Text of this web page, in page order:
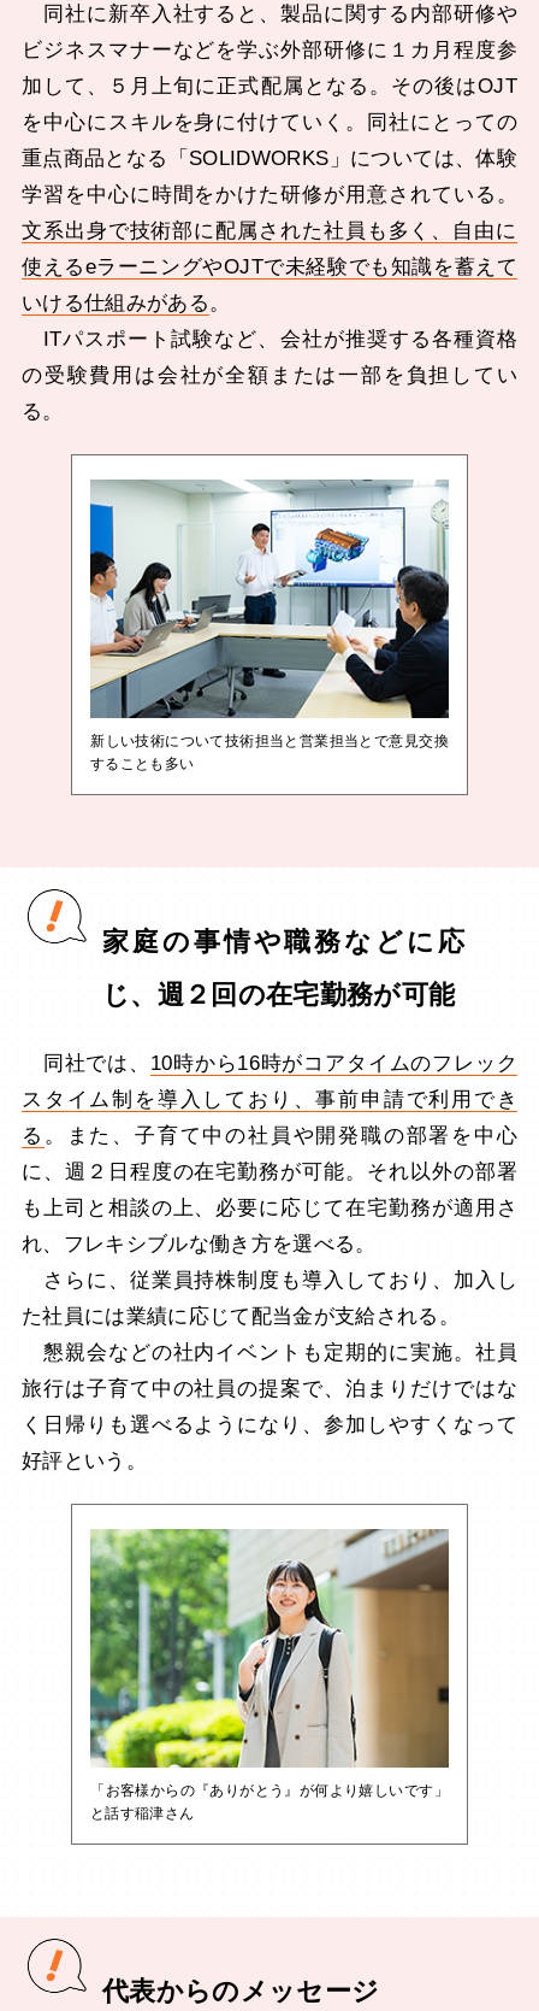
同社に新卒入社すると、製品に関する内部研修や
ビジネスマナーなどを学ぶ外部研修に１カ月程度参
加して、５月上旬に正式配属となる。その後はOJT
を中心にスキルを身に付けていく。同社にとっての
重点商品となる「SOLIDWORKS」については、体験
学習を中心に時間をかけた研修が用意されている。
文系出身で技術部に配属された社員も多く、自由に
使えるeラーニングやOJTで未経験でも知識を蓄えて
いける仕組みがある 。
ITパスポート試験など、会社が推奨する各種資格
の受験費用は会社が全額または一部を負担してい
る。
新しい技術について技術担当と営業担当とで意見交換
することも多い
家庭の事情や職務などに応
じ、週２回の在宅勤務が可能
同社では、 10時から16時がコアタイムのフレック
スタイム制を導入しており、事前申請で利用でき
る 。また、子育て中の社員や開発職の部署を中心
に、週２日程度の在宅勤務が可能。それ以外の部署
も上司と相談の上、必要に応じて在宅勤務が適用さ
れ、フレキシブルな働き方を選べる。
さらに、従業員持株制度も導入しており、加入し
た社員には業績に応じて配当金が支給される。
懇親会などの社内イベントも定期的に実施。社員
旅行は子育て中の社員の提案で、泊まりだけではな
く日帰りも選べるようになり、参加しやすくなって
好評という。
「お客様からの『ありがとう』が何より嬉しいです」
と話す稲津さん
代表からのメッセージ